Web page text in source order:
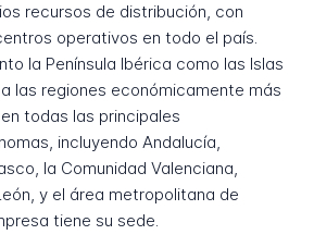
recursos de distribución, con
operativos en todo el país.
la Península Ibérica como las Islas
las regiones económicamente más
todas las principales
incluyendo Andalucía,
la Comunidad Valenciana,
y el área metropolitana de
tiene su sede.